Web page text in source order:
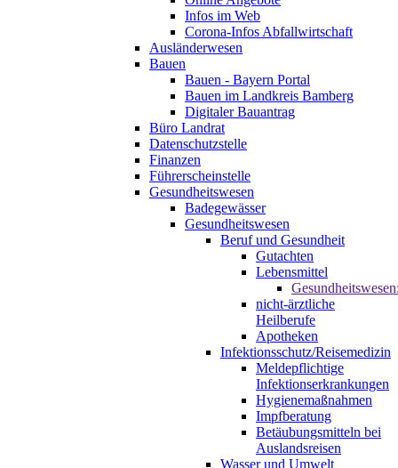
Infos im Web
Corona-Infos Abfallwirtschaft
Ausländerwesen
Bauen
Bauen - Bayern Portal
Bauen im Landkreis Bamberg
Digitaler Bauantrag
Büro Landrat
Datenschutzstelle
Finanzen
Führerscheinstelle
Gesundheitswesen
Badegewässer
Gesundheitswesen
Beruf und Gesundheit
Gutachten
Lebensmittel
nicht-ärztliche
Heilberufe
Apotheken
Infektionsschutz/Reisemedizin
Meldepflichtige
Infektionserkrankungen
Hygienemaßnahmen
Impfberatung
Betäubungsmitteln bei
Auslandsreisen
Wasser und Umwelt